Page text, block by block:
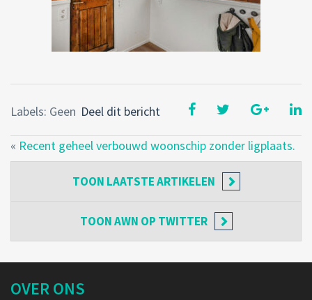
Deel dit bericht
Labels: Geen
« Recent geheel verbouwd woonschip zonder ligplaats.
TOON LAATSTE ARTIKELEN
TOONAWN OP TWITTER
OVER ONS